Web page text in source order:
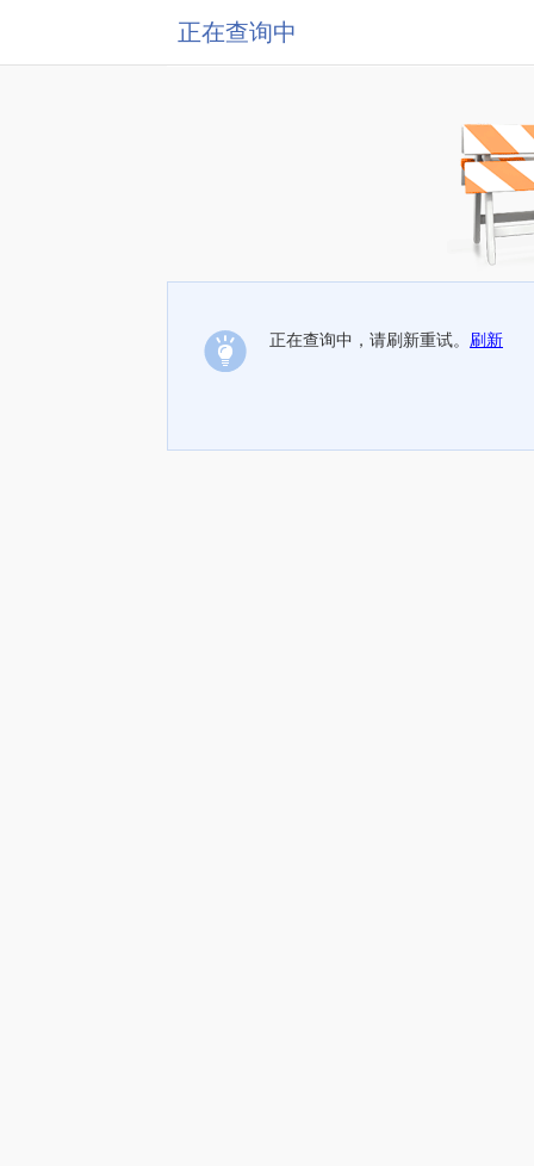
正在查询中
正在查询中，请刷新重试。 刷新